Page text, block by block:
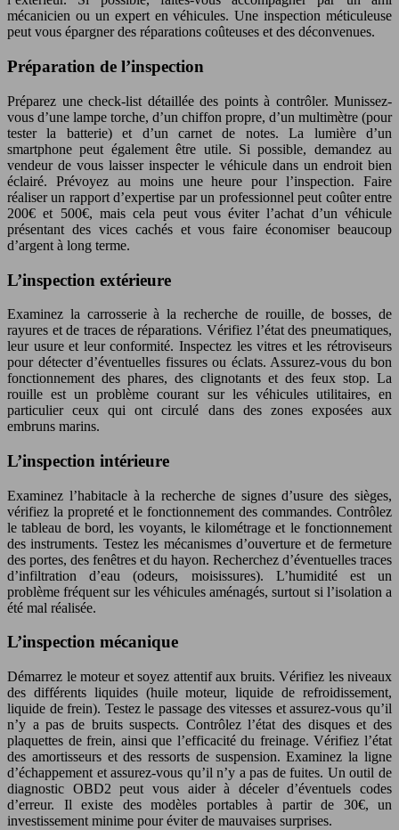
mécanicien ou un expert en véhicules. Une inspection méticuleuse
peut vous épargner des réparations coûteuses et des déconvenues.
Préparation de l’inspection
Préparez une check-list détaillée des points à contrôler. Munissez-
vous d’une lampe torche, d’un chiffon propre, d’un multimètre (pour
tester la batterie) et d’un carnet de notes. La lumière d’un
smartphone peut également être utile. Si possible, demandez au
vendeur de vous laisser inspecter le véhicule dans un endroit bien
éclairé. Prévoyez au moins une heure pour l’inspection. Faire
réaliser un rapport d’expertise par un professionnel peut coûter entre
200€ et 500€, mais cela peut vous éviter l’achat d’un véhicule
présentant des vices cachés et vous faire économiser beaucoup
d’argent à long terme.
L’inspection extérieure
Examinez la carrosserie à la recherche de rouille, de bosses, de
rayures et de traces de réparations. Vérifiez l’état des pneumatiques,
leur usure et leur conformité. Inspectez les vitres et les rétroviseurs
pour détecter d’éventuelles fissures ou éclats. Assurez-vous du bon
fonctionnement des phares, des clignotants et des feux stop. La
rouille est un problème courant sur les véhicules utilitaires, en
particulier ceux qui ont circulé dans des zones exposées aux
embruns marins.
L’inspection intérieure
Examinez l’habitacle à la recherche de signes d’usure des sièges,
vérifiez la propreté et le fonctionnement des commandes. Contrôlez
le tableau de bord, les voyants, le kilométrage et le fonctionnement
des instruments. Testez les mécanismes d’ouverture et de fermeture
des portes, des fenêtres et du hayon. Recherchez d’éventuelles traces
d’infiltration d’eau (odeurs, moisissures). L’humidité est un
problème fréquent sur les véhicules aménagés, surtout si l’isolation a
été mal réalisée.
L’inspection mécanique
Démarrez le moteur et soyez attentif aux bruits. Vérifiez les niveaux
des différents liquides (huile moteur, liquide de refroidissement,
liquide de frein). Testez le passage des vitesses et assurez-vous qu’il
n’y a pas de bruits suspects. Contrôlez l’état des disques et des
plaquettes de frein, ainsi que l’efficacité du freinage. Vérifiez l’état
des amortisseurs et des ressorts de suspension. Examinez la ligne
d’échappement et assurez-vous qu’il n’y a pas de fuites. Un outil de
diagnostic OBD2 peut vous aider à déceler d’éventuels codes
d’erreur. Il existe des modèles portables à partir de 30€, un
investissement minime pour éviter de mauvaises surprises.